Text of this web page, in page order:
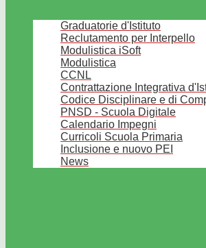
Graduatorie d'Istituto
Reclutamento per Interpello
Modulistica iSoft
Modulistica
CCNL
Contrattazione Integrativa
Codice Disciplinare e di
PNSD - Scuola Digitale
Calendario Impegni
Curricoli Scuola Primaria
Inclusione e nuovo PEI
News